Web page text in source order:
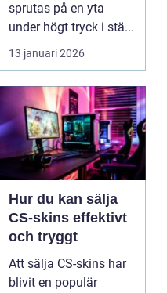
sprutas på en yta
under högt tryck i stä...
13 januari 2026
Hur du kan sälja
CS-skins effektivt
och tryggt
Att sälja CS-skins har
blivit en populär